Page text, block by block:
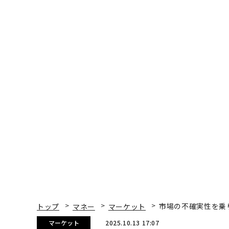
トップ マネー マーケット 市場の不確実性を
マーケット 2025.10.13 17:07